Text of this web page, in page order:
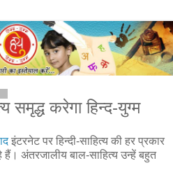
समृद्ध करेगा हिन्द-युग्म
इंटरनेट पर हिन्दी-साहित्य की हर प्रकार
अंतरजालीय बाल-साहित्य उन्हें बहुत